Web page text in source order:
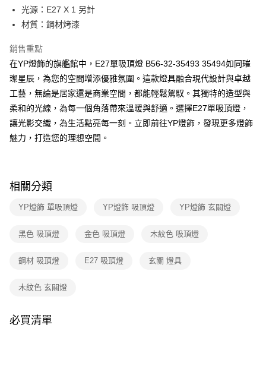
相關說明
【關於「AFTEE先享後付」】
AFTEE先享後付是「在收到商品之後才付款」的支付方式。 讓您購物簡單
１．簡單：不需註冊會員、不需綁卡、不需儲值。
２．便利：只要手機號碼，簡訊認證，即可結帳。
【「AFTEE先享後付」結帳流程】
１．於結帳方式選擇「AFTEE先享後付」後，將跳轉至「AFTEE先享後付」
結帳頁面，進行簡訊認證並確認金額後，即可完成結帳。
２．訂單成立數日內，您將收到繳費通知簡訊。
３．收到繳費通知簡訊後14天內，點擊此簡訊中的連結，可透過四大超商／
後付繳納相關費用。
※ 交易是否成功請以「AFTEE先享後付 」之結帳頁面顯示為準，若有關於
客戶支援中心」https://netprotections.freshdesk.com/support/home
【注意事項】
權轉讓予恩沛科技股份有限公司。
https://aftee.tw/terms/#terms3
任。
ATM付款
新竹貨運宅配
每筆NT$180，滿NT$5,000(含以上)免運費
光源：E27 X 1 另計
材質：鋼材烤漆
銷售重點
在YP燈飾的旗艦館中，E27單吸頂燈 B56-32-35493 35494如同璀
璨星辰，為您的空間增添優雅氛圍。這款燈具融合現代設計與卓越
工藝，無論是居家還是商業空間，都能輕鬆駕馭。其獨特的造型與
柔和的光線，為每一個角落帶來溫暖與舒適。選擇E27單吸頂燈，
讓光影交織，為生活點亮每一刻。立即前往YP燈飾，發現更多燈飾
魅力，打造您的理想空間。
相關分類
YP燈飾 單吸頂燈 YP燈飾 吸頂燈 YP燈飾 玄關燈
黑色 吸頂燈 金色 吸頂燈 木紋色 吸頂燈
鋼材 吸頂燈 E27 吸頂燈 玄關 燈具
木紋色 玄關燈
必買清單